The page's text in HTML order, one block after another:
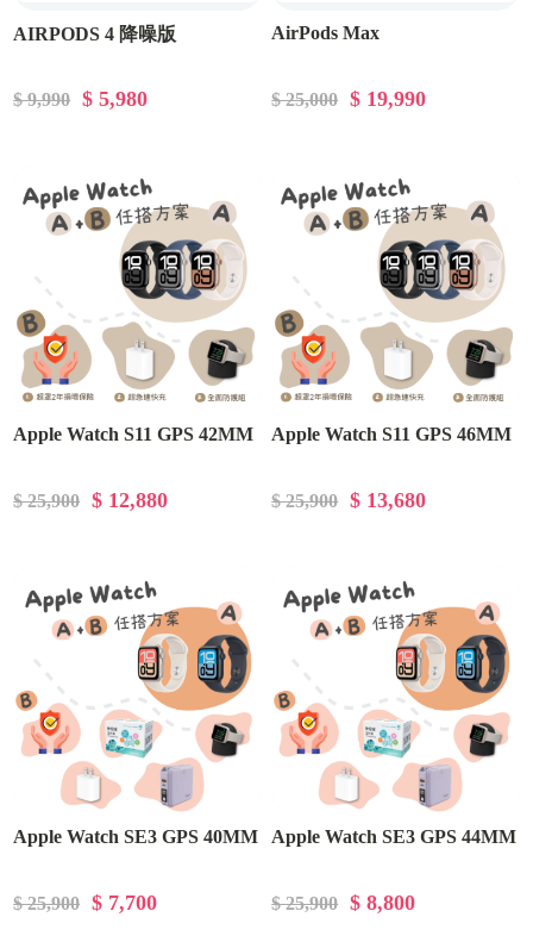
AIRPODS 4 降噪版
$ 9,990 $ 5,980
AirPods Max
$ 25,000 $ 19,990
Apple Watch S11 GPS 42MM
$ 25,900 $ 12,880
Apple Watch S11 GPS 46MM
$ 25,900 $ 13,680
Apple Watch SE3 GPS 40MM
$ 25,900 $ 7,700
Apple Watch SE3 GPS 44MM
$ 25,900 $ 8,800